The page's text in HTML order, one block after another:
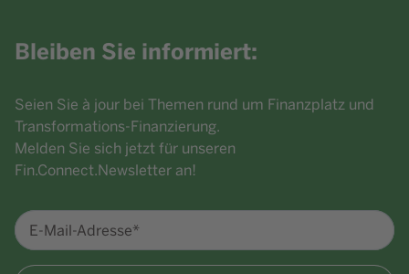
Bleiben Sie informiert:
Seien Sie à jour bei Themen rund um Finanzplatz und
Transformations-Finanzierung.
Melden Sie sich jetzt für unseren
Fin.Connect.Newsletter an!
E-Mail-Adresse*